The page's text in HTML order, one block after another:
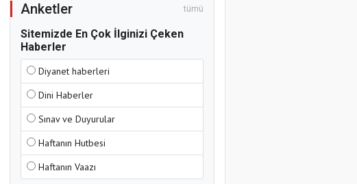
Anketler tümü
Sitemizde En Çok İlginizi Çeken
Haberler
Diyanet haberleri
Dini Haberler
Sınav ve Duyurular
Haftanın Hutbesi
Haftanın Vaazı